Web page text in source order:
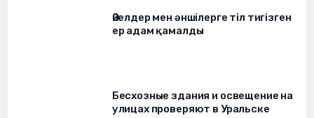
Әйелдер мен әншілерге тіл тигізген
ер адам қамалды
Бесхозные здания и освещение на
улицах проверяют в Уральске